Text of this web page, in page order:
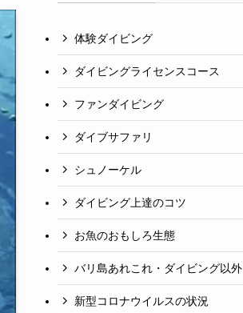
体験ダイビング
ダイビングライセンスコース
ファンダイビング
ダイブサファリ
シュノーケル
ダイビング上達のコツ
お魚のおもしろ生態
バリ島あれこれ・ダイビング以外
新型コロナウイルスの状況